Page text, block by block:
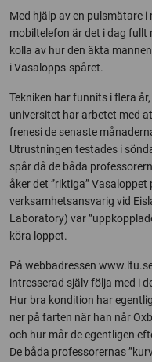
Med hjälp av en pulsmätare
mobiltelefon är det i dag
kolla av hur den äkta
i Vasalopps-spåret.
Tekniken har funnits i flera
universitet har arbetet med
frenesi de senaste
Utrustningen testades i
spår då de båda
åker det ”riktiga”
verksamhetsansvarig vid
Laboratory) var
köra loppet.
På webbadressen
intresserad själv följa med i
Hur bra kondition har
ner på farten när han når
och hur mår de egentligen
De båda professorernas